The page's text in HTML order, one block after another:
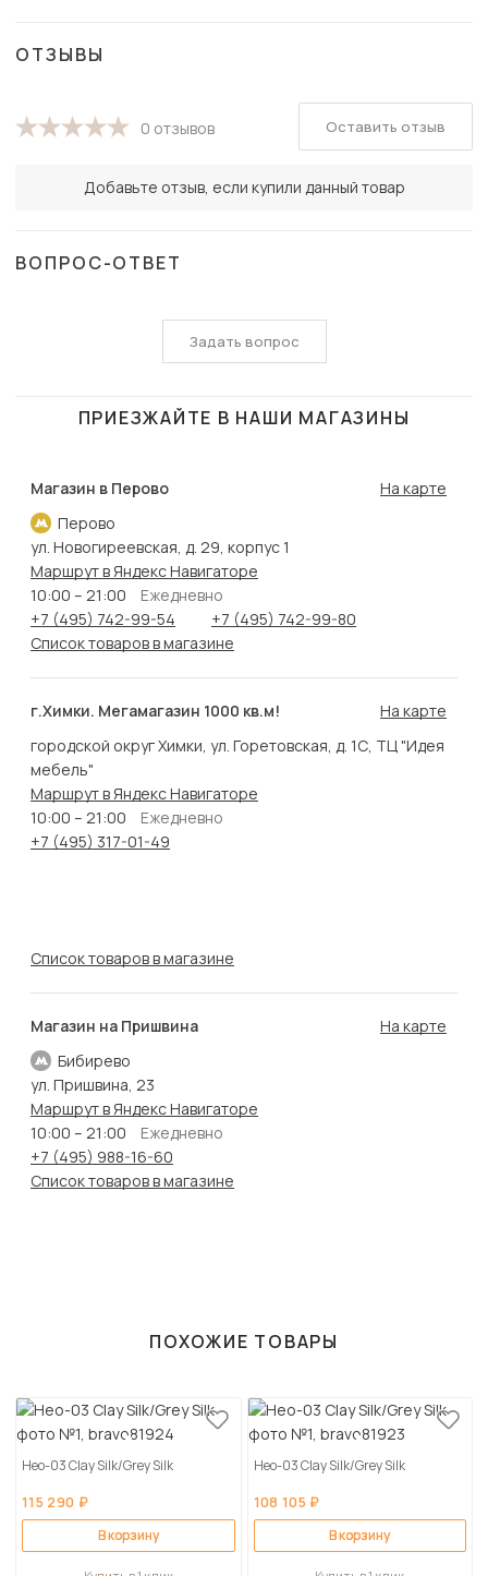
ОТЗЫВЫ
0 отзывов
Добавьте отзыв, если купили данный товар
Оставить отзыв
ВОПРОС-ОТВЕТ
Задать вопрос
ПРИЕЗЖАЙТЕ В НАШИ МАГАЗИНЫ
Магазин в Перово
Перово
На карте
ул. Новогиреевская, д. 29, корпус 1
Маршрут в Яндекс Навигаторе
10:00 – 21:00
Ежедневно
+7 (495) 742-99-54
+7 (495) 742-99-80
Список товаров в магазине
г.Химки. Мегамагазин 1000 кв.м!
На карте
городской округ Химки, ул. Горетовская, д. 1С, ТЦ "Идея
мебель"
Маршрут в Яндекс Навигаторе
10:00 – 21:00
Ежедневно
+7 (495) 317-01-49
Список товаров в магазине
Магазин на Пришвина
Бибирево
На карте
ул. Пришвина, 23
Маршрут в Яндекс Навигаторе
10:00 – 21:00
Ежедневно
+7 (495) 988-16-60
Список товаров в магазине
ПОХОЖИЕ ТОВАРЫ
Нео-03 Clay Silk/Grey Silk
115 290 ₽
В корзину
Нео-03 Clay Silk/Grey Silk
108 105 ₽
В корзину